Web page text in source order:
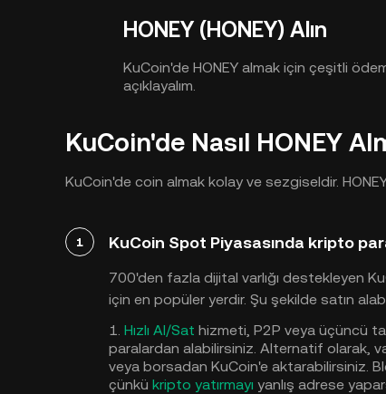
HONEY (HONEY) Alın
KuCoin'de HONEY almak için çeşitli
açıklayalım.
KuCoin'de Nasıl HONEY
KuCoin'de coin almak kolay ve sezgiseldir. HONEY
1 KuCoin Spot Piyasasında kripto
700'den fazla dijital varlığı destekleyen
için en popüler yerdir. Şu şekilde satın
1. Hızlı Al/Sat hizmeti, P2P veya üçüncü
paralardan alabilirsiniz. Alternatif olarak,
veya borsadan KuCoin'e aktarabilirsiniz.
çünkü kripto yatırmayı yanlış adrese